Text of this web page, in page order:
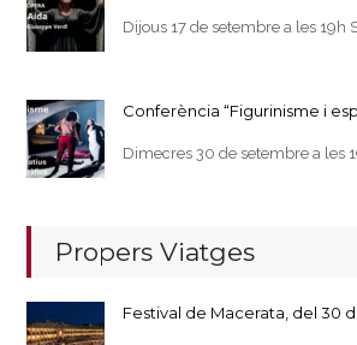
Dijous 17 de setembre a les 19h
Conferència “Figurinisme i
Dimecres 30 de setembre a les
Propers Viatges
Festival de Macerata, del 30